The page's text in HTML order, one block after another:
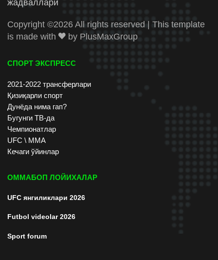
жадваллари
Copyright ©2026 All rights reserved | This template
is made with
by PlusMaxGroup
СПОРТ ЭКСПРЕСС
2021-2022 трансферлари
Қизиқарли спорт
Дунёда нима гап?
Бугунги ТВ-да
Чемпионатлар
UFC \ ММА
Кечаги ўйинлар
ОММАБОП ЛОЙИХАЛАР
UFC янгиликлари 2026
Futbol videolar 2026
Sport forum